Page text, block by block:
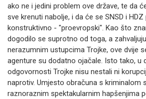
ako ne i jedini problem ove države, te da
sve krenuti nabolje, i da će se SNSD i
konstruktivno - "proevropski". Kao što
dogodilo se suprotno od toga, a
nerazumnim ustupcima Trojke, ove dvije
agenture su dodatno ojačale. Isto tako, u
odgovornosti Trojke nisu nestali ni
naprotiv. Umjesto obračuna s kriminalom
raznoraznim spektakularnim hapšenjima